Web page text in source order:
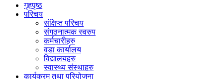
गृहपृष्ठ
परिचय
संक्षिप्त परिचय
संगठनात्मक स्वरुप
कर्मचारीहरु
वडा कार्यालय
विद्यालयहरु
स्वास्थ्य संस्थाहरु
कार्यक्रम तथा परियोजना